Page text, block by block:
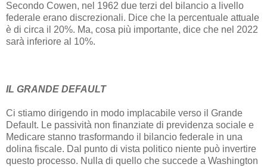
Secondo Cowen, nel 1962 due terzi del bilancio a livello
federale erano discrezionali. Dice che la percentuale attuale
è di circa il 20%. Ma, cosa più importante, dice che nel 2022
sarà inferiore al 10%.
IL GRANDE DEFAULT
Ci stiamo dirigendo in modo implacabile verso il Grande
Default. Le passività non finanziate di previdenza sociale e
Medicare stanno trasformando il bilancio federale in una
dolina fiscale. Dal punto di vista politico niente può invertire
questo processo. Nulla di quello che succede a Washington